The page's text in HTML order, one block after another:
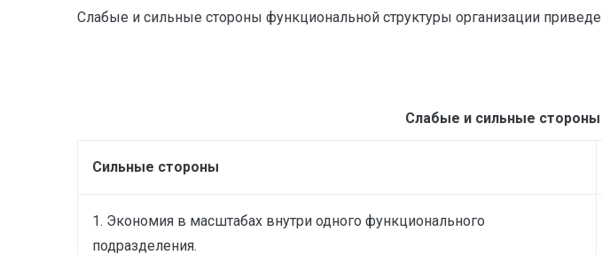
Слабые и сильные стороны функциональной структуры организации
Слабые и сильные стороны
Сильные стороны
1. Экономия в масштабах внутри одного функционального
подразделения.